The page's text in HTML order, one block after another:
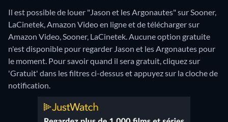
Il est possible de louer "Jason et les Argonautes" sur Sooner,
LaCinetek, Amazon Video en ligne et de télécharger sur
Amazon Video, Sooner, LaCinetek.Aucune option gratuite
n'est disponible pour regarder Jason et les Argonautes pour
le moment. Pour savoir quand il sera gratuit, cliquez sur
'Gratuit' dans les filtres ci-dessus et appuyez sur la cloche de
notification.